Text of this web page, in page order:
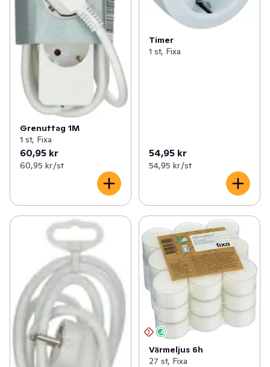
Grenuttag 1M
1 st, Fixa
60,95 kr
60,95 kr /st
Timer
1 st, Fixa
54,95 kr
54,95 kr /st
Värmeljus 6h
27 st, Fixa